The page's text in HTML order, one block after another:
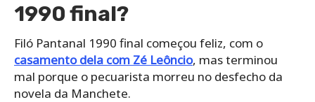
1990 final?
Filó Pantanal 1990 final começou feliz, com o
casamento dela com Zé Leôncio, mas terminou
mal porque o pecuarista morreu no desfecho da
novela da Manchete.